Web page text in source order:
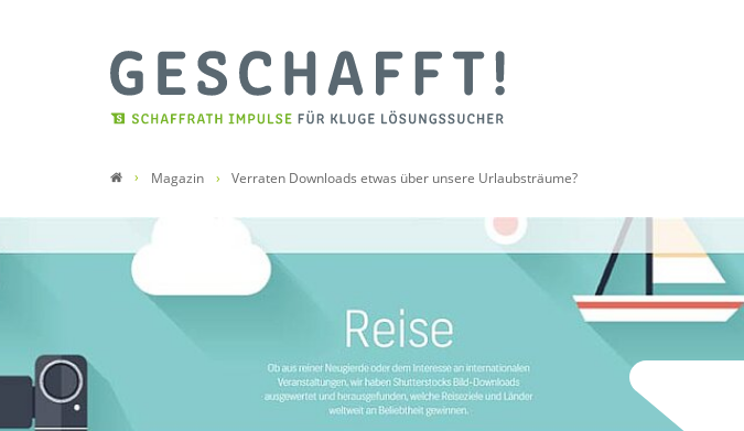
Magazin Verraten Downloads etwas über unsere Urlaubsträume?